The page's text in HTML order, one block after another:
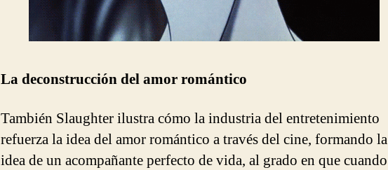
La deconstrucción del amor romántico
También Slaughter ilustra cómo la industria del entretenimiento
refuerza la idea del amor romántico a través del cine, formando la
idea de un acompañante perfecto de vida, al grado en que cuando